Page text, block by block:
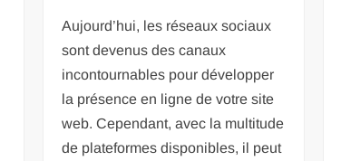
Aujourd’hui, les réseaux sociaux
sont devenus des canaux
incontournables pour développer
la présence en ligne de votre site
web. Cependant, avec la multitude
de plateformes disponibles, il peut